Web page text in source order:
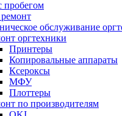
пробегом
обслуживание
оргтехники
Принтеры
Копировальные аппараты
Ксероксы
МФУ
Плоттеры
по производителям